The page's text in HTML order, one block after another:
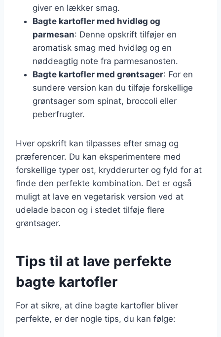
giver en lækker smag.
Bagte kartofler med hvidløg og
parmesan: Denne opskrift tilføjer en
aromatisk smag med hvidløg og en
nøddeagtig note fra parmesanosten.
Bagte kartofler med grøntsager: For en
sundere version kan du tilføje forskellige
grøntsager som spinat, broccoli eller
peberfrugter.
Hver opskrift kan tilpasses efter smag og
præferencer. Du kan eksperimentere med
forskellige typer ost, krydderurter og fyld for at
finde den perfekte kombination. Det er også
muligt at lave en vegetarisk version ved at
udelade bacon og i stedet tilføje flere
grøntsager.
Tips til at lave perfekte
bagte kartofler
For at sikre, at dine bagte kartofler bliver
perfekte, er der nogle tips, du kan følge: